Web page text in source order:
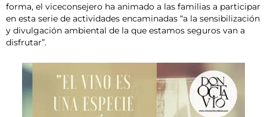
forma, el viceconsejero ha animado a las familias a participar
en esta serie de actividades encaminadas “a la sensibilización
y divulgación ambiental de la que estamos seguros van a
disfrutar”.